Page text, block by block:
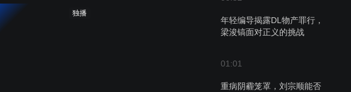
年轻编导揭露DL物产罪行，
梁浚镐面对正义的挑战
01:01
重病阴霾笼罩，刘宗顺能否
独播